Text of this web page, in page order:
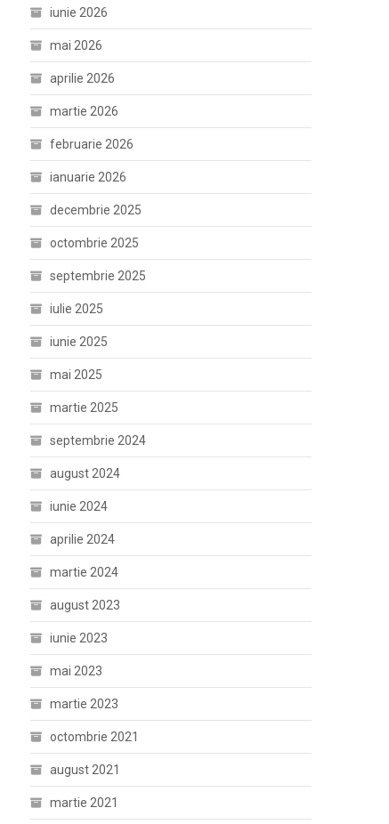
iunie 2026
mai 2026
aprilie 2026
martie 2026
februarie 2026
ianuarie 2026
decembrie 2025
octombrie 2025
septembrie 2025
iulie 2025
iunie 2025
mai 2025
martie 2025
septembrie 2024
august 2024
iunie 2024
aprilie 2024
martie 2024
august 2023
iunie 2023
mai 2023
martie 2023
octombrie 2021
august 2021
martie 2021